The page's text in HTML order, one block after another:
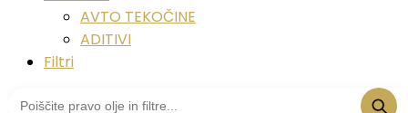
AVTO TEKOČINE
ADITIVI
Filtri